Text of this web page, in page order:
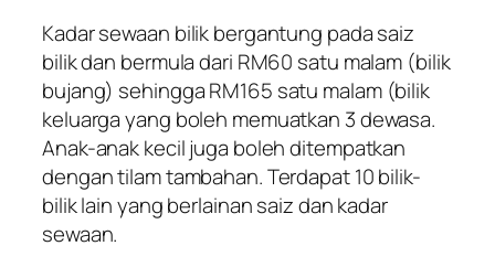
Kadar sewaan bilik bergantung pada saiz
bilik dan bermula dari RM60 satu malam (bilik
bujang) sehingga RM165 satu malam (bilik
keluarga yang boleh memuatkan 3 dewasa.
Anak-anak kecil juga boleh ditempatkan
dengan tilam tambahan. Terdapat 10 bilik-
bilik lain yang berlainan saiz dan kadar
sewaan.